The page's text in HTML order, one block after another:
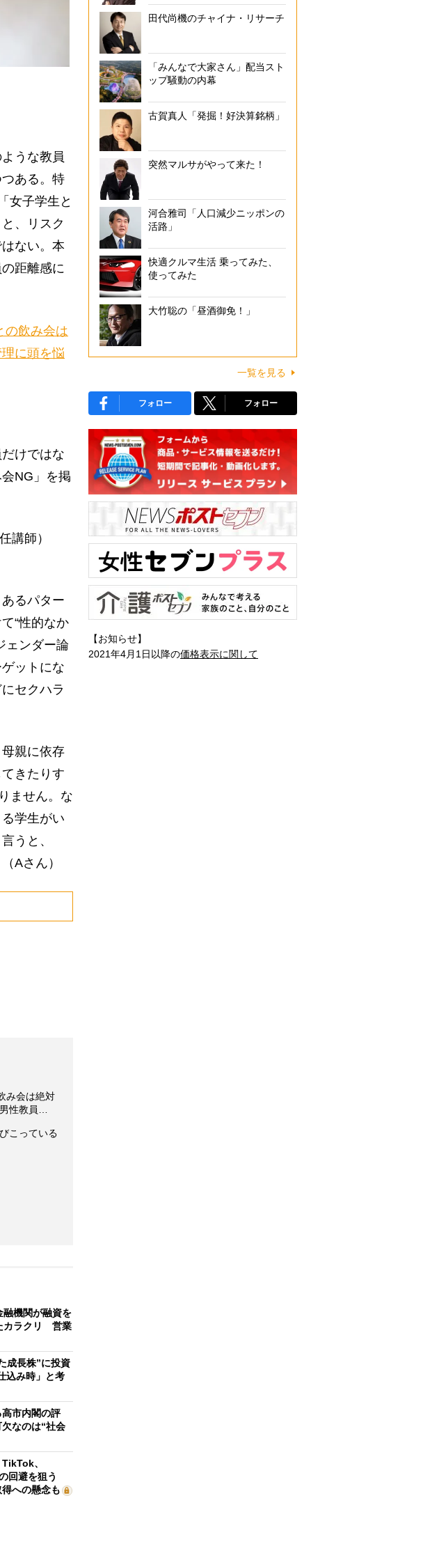
うな教員
ある。特
女子学生と
、リスク
ない。本
距離感に
の飲み会は
に頭を悩
けではな
NG」を掲
講師）
るパター
“性的なか
ェンダー論
ットにな
セクハラ
親に依存
きたりす
ません。な
学生がい
うと、
Aさん）
み会は絶対
性教員…
こっている
融機関が融資を
カラクリ 営業
成長株”に投資
込み時」と考
高市内閣の評
なのは“社会
、
回避を狙う
への懸念も
田代尚機のチャイナ・リサーチ
「みんなで大家さん」配当スト
ップ騒動の内幕
古賀真人「発掘！好決算銘柄」
突然マルサがやって来た！
河合雅司「人口減少ニッポンの
活路」
快適クルマ生活 乗ってみた、
使ってみた
大竹聡の「昼酒御免！」
一覧を見る
フォロー フォロー
【お知らせ】
2021年4月1日以降の価格表示に関して